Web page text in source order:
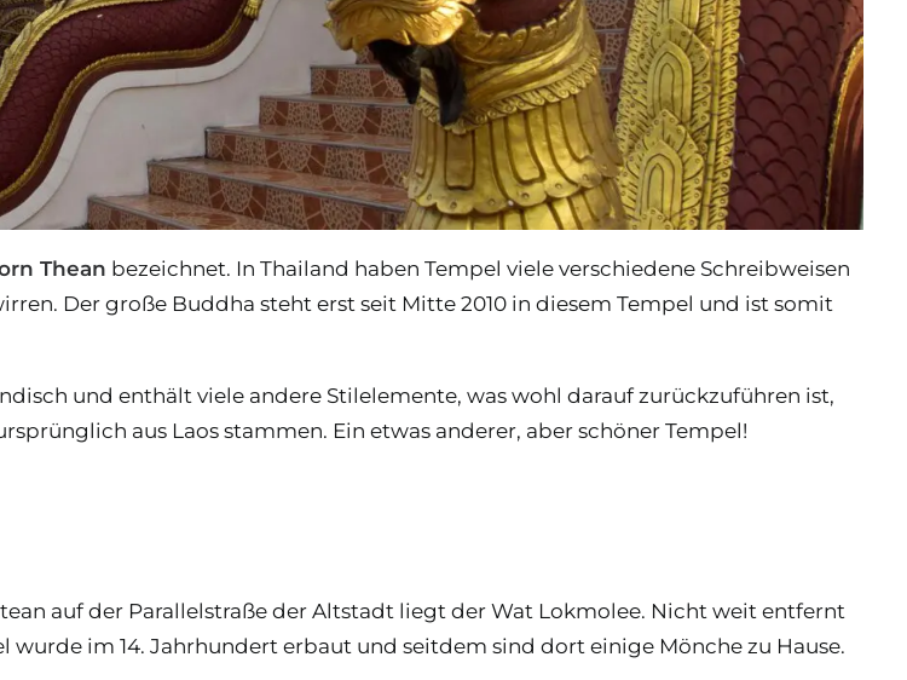
Thean bezeichnet. In Thailand haben Tempel viele verschiedene Schreibweisen
Der große Buddha steht erst seit Mitte 2010 in diesem Tempel und ist somit
und enthält viele andere Stilelemente, was wohl darauf zurückzuführen ist,
aus Laos stammen. Ein etwas anderer, aber schöner Tempel!
auf der Parallelstraße der Altstadt liegt der Wat Lokmolee. Nicht weit entfernt
wurde im 14. Jahrhundert erbaut und seitdem sind dort einige Mönche zu Hause.